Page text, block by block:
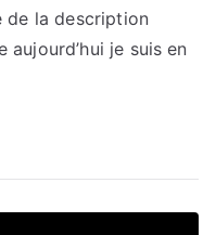
de la description
je suis en